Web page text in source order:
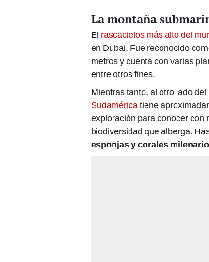
Elrascacielos más alto del
en Dubai. Fue reconocido
metros y cuenta con varias
entre otros fines.
Mientras tanto, al otro lado del
Sudaméricatiene
exploración para conocer con
biodiversidad que alberga.
esponjas y corales